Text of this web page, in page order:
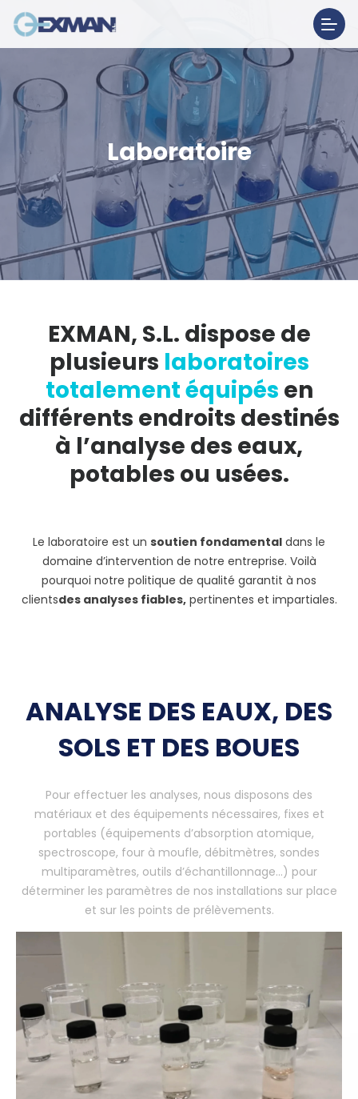
Laboratoire
EXMAN, S.L. dispose de
plusieurs laboratoires
totalement équipés en
différents endroits destinés
à l’analyse des eaux,
potables ou usées.
Le laboratoire est un soutien fondamental dans le
domaine d’intervention de notre entreprise. Voilà
pourquoi notre politique de qualité garantit à nos
clientsdes analyses fiables,pertinentes et impartiales.
ANALYSE DES EAUX, DES
SOLS ET DES BOUES
Pour effectuer les analyses, nous disposons des
matériaux et des équipements nécessaires, fixes et
portables (équipements d’absorption atomique,
spectroscope, four à moufle, débitmètres, sondes
multiparamètres, outils d’échantillonnage…) pour
déterminer les paramètres de nos installations sur place
et sur les points de prélèvements.